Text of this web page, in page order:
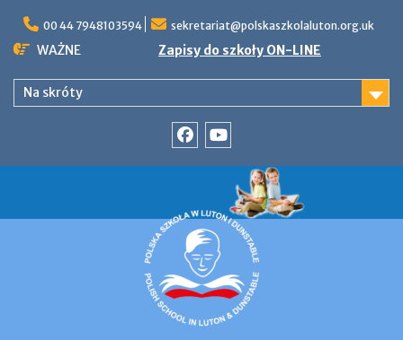
content
00 44 7948103594 sekretariat@polskaszkolaluton.org.uk
WAŻNE Zapisy do szkoły ON-LINE
Na skróty